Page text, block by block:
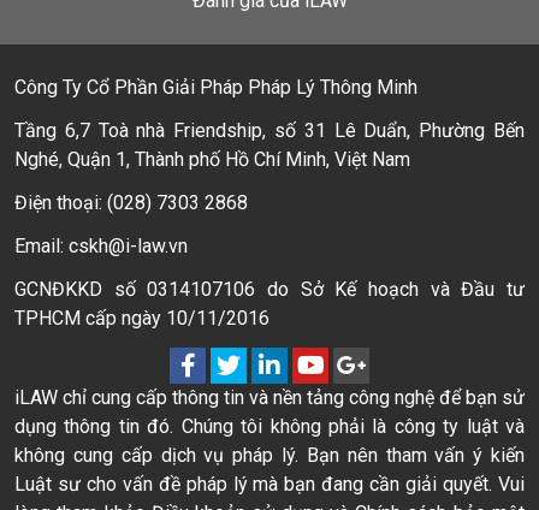
Công Ty Cổ Phần Giải Pháp Pháp Lý Thông Minh
Tầng 6,7 Toà nhà Friendship, số 31 Lê Duẩn, Phường Bến
Nghé, Quận 1, Thành phố Hồ Chí Minh, Việt Nam
Điện thoại: (028) 7303 2868
Email: cskh@i-law.vn
GCNĐKKD số 0314107106 do Sở Kế hoạch và Đầu tư
TPHCM cấp ngày 10/11/2016
iLAW chỉ cung cấp thông tin và nền tảng công nghệ để bạn sử
dụng thông tin đó. Chúng tôi không phải là công ty luật và
không cung cấp dịch vụ pháp lý. Bạn nên tham vấn ý kiến
Luật sư cho vấn đề pháp lý mà bạn đang cần giải quyết. Vui